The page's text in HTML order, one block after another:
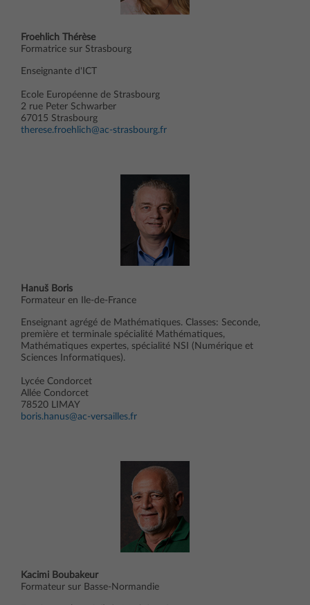
Froehlich Thérèse
Formatrice sur Strasbourg
Enseignante d'ICT
Ecole Européenne de Strasbourg
2 rue Peter Schwarber
67015 Strasbourg
therese.froehlich@ac-strasbourg.fr
Hanuš Boris
Formateur en Ile-de-France
Enseignant agrégé de Mathématiques. Classes: Seconde,
première et terminale spécialité Mathématiques,
Mathématiques expertes, spécialité NSI (Numérique et
Sciences Informatiques).
Lycée Condorcet
Allée Condorcet
78520 LIMAY
boris.hanus@ac-versailles.fr
Kacimi Boubakeur
Formateur sur Basse-Normandie